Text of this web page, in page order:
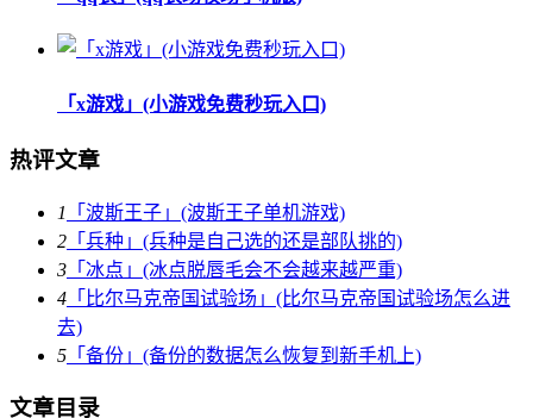
「x游戏」(小游戏免费秒玩入口)
热评文章
1
「波斯王子」(波斯王子单机游戏)
2 「兵种」(兵种是自己选的还是部队挑的)
3 「冰点」(冰点脱唇毛会不会越来越严重)
4 「比尔马克帝国试验场」(比尔马克帝国试验场怎么进
去)
5 「备份」(备份的数据怎么恢复到新手机上)
文章目录